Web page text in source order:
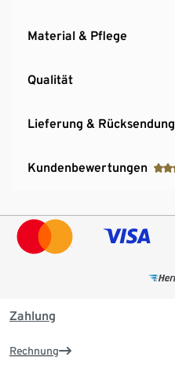
Material & Pflege
Qualität
Lieferung & Rücksendung
Kundenbewertungen
Zahlung
Rechnung